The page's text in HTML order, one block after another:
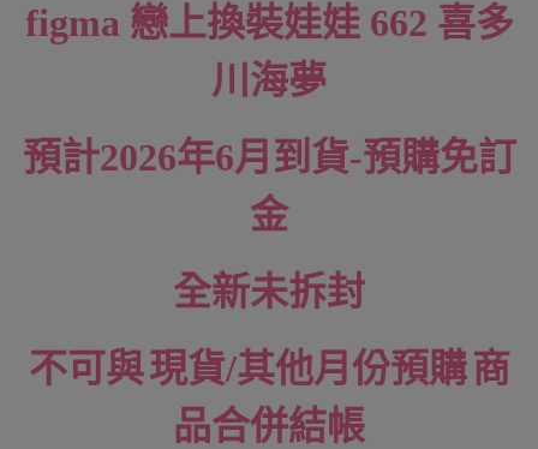
figma 戀上換裝娃娃 662 喜多
川海夢
預計2026年6月到貨-預購免訂
金
全新未拆封
不可與現貨/其他月份預購商
品合併結帳